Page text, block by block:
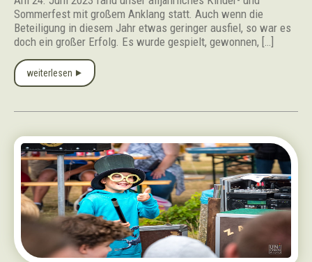
Sommerfest mit großem Anklang statt. Auch wenn die
Beteiligung in diesem Jahr etwas geringer ausfiel, so war es
doch ein großer Erfolg. Es wurde gespielt, gewonnen, […]
weiterlesen ⯈